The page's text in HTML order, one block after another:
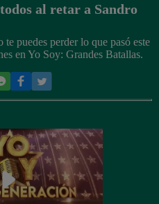
al retar a Sandro
te puedes perder lo que pasó este
en Yo Soy: Grandes Batallas.